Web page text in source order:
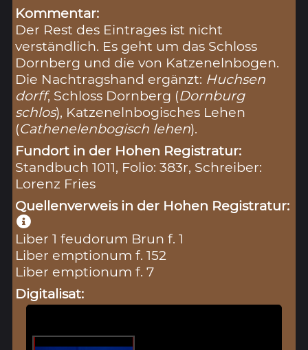
Kommentar:
Der Rest des Eintrages ist nicht
verständlich. Es geht um das Schloss
Dornberg und die von Katzenelnbogen.
Die Nachtragshand ergänzt: Huchsen
dorff, Schloss Dornberg (Dornburg
schlos), Katzenelnbogisches Lehen
(Cathenelenbogisch lehen).
Fundort in der Hohen Registratur:
Standbuch 1011, Folio: 383r, Schreiber:
Lorenz Fries
Quellenverweis in der Hohen Registratur:
Liber 1 feudorum Brun f. 1
Liber emptionum f. 152
Liber emptionum f. 7
Digitalisat: